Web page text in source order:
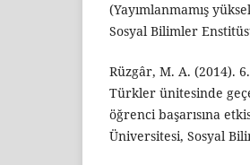
(Yayımlanmamış
Sosyal Bilimler
Rüzgâr, M. A. (2014).
Türkler ünitesinde
öğrenci başarısına
Üniversitesi, Sosyal